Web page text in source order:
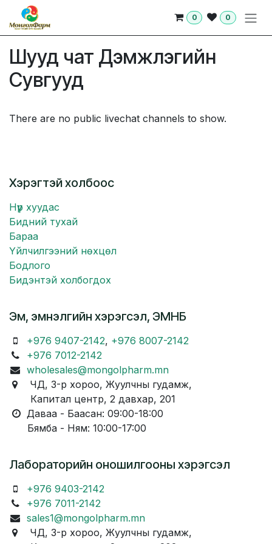
Skip to Content
0 0
Шууд чат Дэмжлэгийн
Сувгууд
There are no public livechat channels to show.
Хэрэгтэй холбоос
Нүүр хуудас
Бидний тухай
Бараа
Үйлчилгээний нөхцөл
Бодлого
Бидэнтэй холбогдох
Эм, эмнэлгийн хэрэгсэл, ЭМНБ
+976 9407-2142, +976 8007-2142
+976 7012-2142
wholesales@mongolpharm.mn
ЧД, 3-р хороо, Жуулчны гудамж,
Капитал центр, 2 давхар, 201
Даваа - Баасан: 09:00-18:00
Бямба - Ням: 10:00-17:00
Лабораторийн оношилгооны хэрэгсэл
+976 9403-2142
+976 7011-2142
sales1@mongolpharm.mn
ЧД, 3-р хороо, Жуулчны гудамж,